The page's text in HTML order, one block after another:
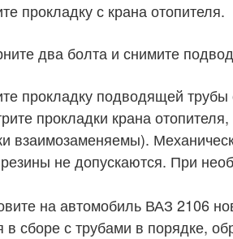
прокладку с крана отопителя.
два болта и снимите
прокладку подводящей трубы
прокладки крана
взаимозаменяемы).
не допускаются. При
на автомобиль ВАЗ 2106
в сборе с трубами в порядке,